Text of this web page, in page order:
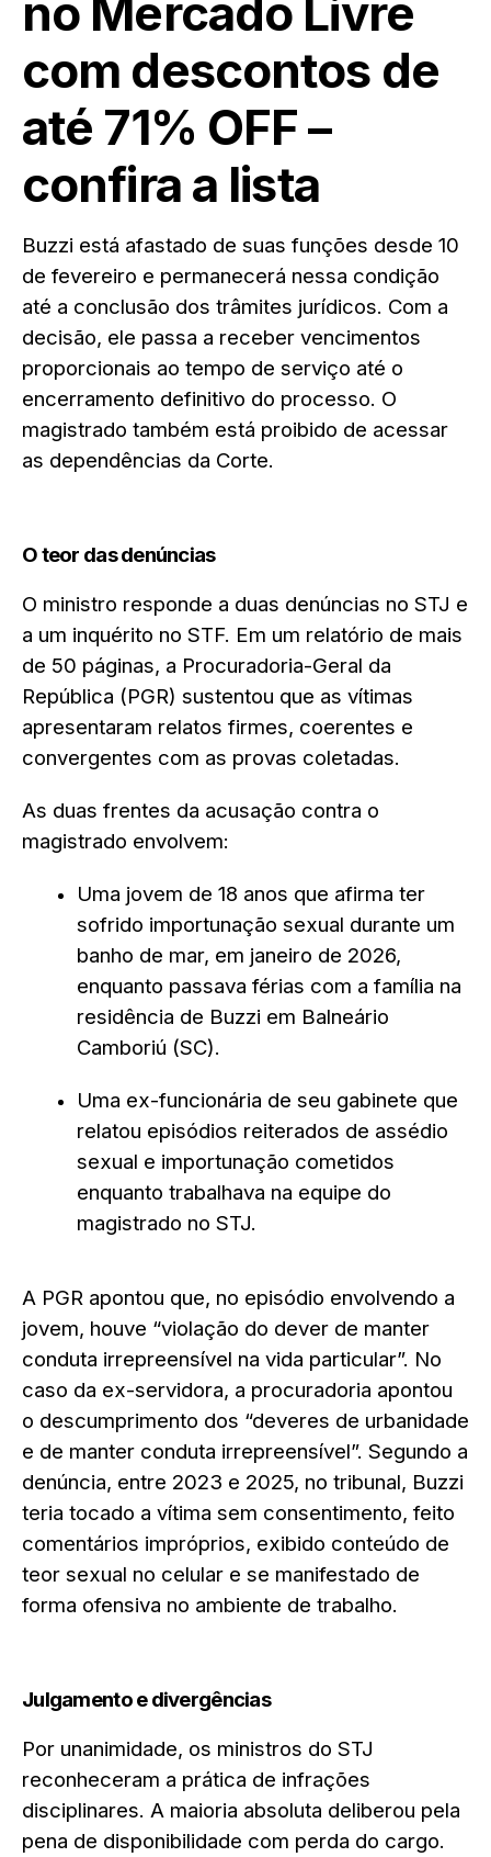
no Mercado Livre
com descontos de
até 71% OFF –
confira a lista
Buzzi está afastado de suas funções desde 10
de fevereiro e permanecerá nessa condição
até a conclusão dos trâmites jurídicos. Com a
decisão, ele passa a receber vencimentos
proporcionais ao tempo de serviço até o
encerramento definitivo do processo. O
magistrado também está proibido de acessar
as dependências da Corte.
O teor das denúncias
O ministro responde a duas denúncias no STJ e
a um inquérito no STF. Em um relatório de mais
de 50 páginas, a Procuradoria-Geral da
República (PGR) sustentou que as vítimas
apresentaram relatos firmes, coerentes e
convergentes com as provas coletadas.
As duas frentes da acusação contra o
magistrado envolvem:
Uma jovem de 18 anos que afirma ter
sofrido importunação sexual durante um
banho de mar, em janeiro de 2026,
enquanto passava férias com a família na
residência de Buzzi em Balneário
Camboriú (SC).
Uma ex-funcionária de seu gabinete que
relatou episódios reiterados de assédio
sexual e importunação cometidos
enquanto trabalhava na equipe do
magistrado no STJ.
A PGR apontou que, no episódio envolvendo a
jovem, houve “violação do dever de manter
conduta irrepreensível na vida particular”. No
caso da ex-servidora, a procuradoria apontou
o descumprimento dos “deveres de urbanidade
e de manter conduta irrepreensível”. Segundo a
denúncia, entre 2023 e 2025, no tribunal, Buzzi
teria tocado a vítima sem consentimento, feito
comentários impróprios, exibido conteúdo de
teor sexual no celular e se manifestado de
forma ofensiva no ambiente de trabalho.
Julgamento e divergências
Por unanimidade, os ministros do STJ
reconheceram a prática de infrações
disciplinares. A maioria absoluta deliberou pela
pena de disponibilidade com perda do cargo.